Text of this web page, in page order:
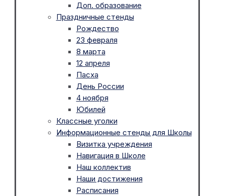
Доп. образование
Праздничные стенды
Рождество
23 февраля
8 марта
12 апреля
Пасха
День России
4 ноября
Юбилей
Классные уголки
Информационные стенды для Школы
Визитка учреждения
Навигация в Школе
Наш коллектив
Наши достижения
Расписания